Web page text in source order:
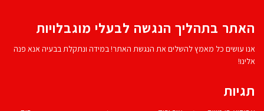
האתר בתהליך הנגשה לבעלי מוגבלויות
אנו עושים כל מאמץ להשלים את הנגשת האתר! במידה ונתקלת בבעיה אנא פנה
אלינו!
תגיות